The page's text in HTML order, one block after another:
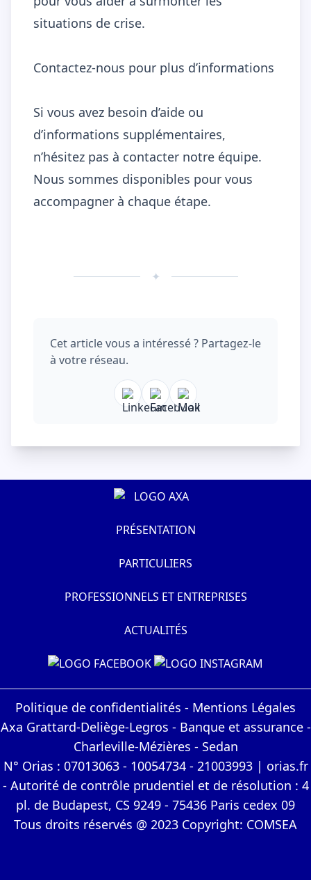
situations de crise.
Contactez-nous pour plus d’informations
Si vous avez besoin d’aide ou
d’informations supplémentaires,
n’hésitez pas à contacter notre équipe.
Nous sommes disponibles pour vous
accompagner à chaque étape.
✦
Cet article vous a intéressé ? Partagez-le
à votre réseau.
PRÉSENTATION
PARTICULIERS
PROFESSIONNELS ET ENTREPRISES
ACTUALITÉS
Politique de confidentialités - Mentions Légales
Axa Grattard-Deliège-Legros - Banque et assurance -
Charleville-Mézières - Sedan
N° Orias : 07013063 - 10054734 - 21003993 | orias.fr
- Autorité de contrôle prudentiel et de résolution : 4
pl. de Budapest, CS 9249 - 75436 Paris cedex 09
Tous droits réservés @ 2023 Copyright: COMSEA